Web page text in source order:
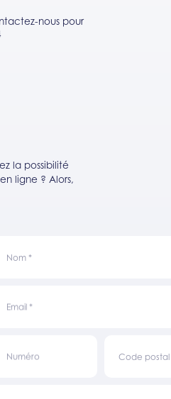
nous pour
la possibilité
ligne ? Alors,
Nom *
Email *
Numéro Code postal